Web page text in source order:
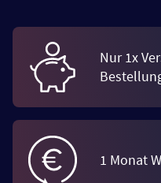
Nur 1x
1 Monat